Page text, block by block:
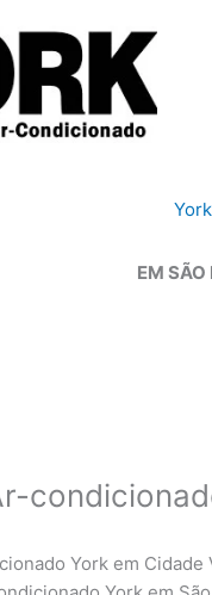
York
EM SÃO
York em Cidade